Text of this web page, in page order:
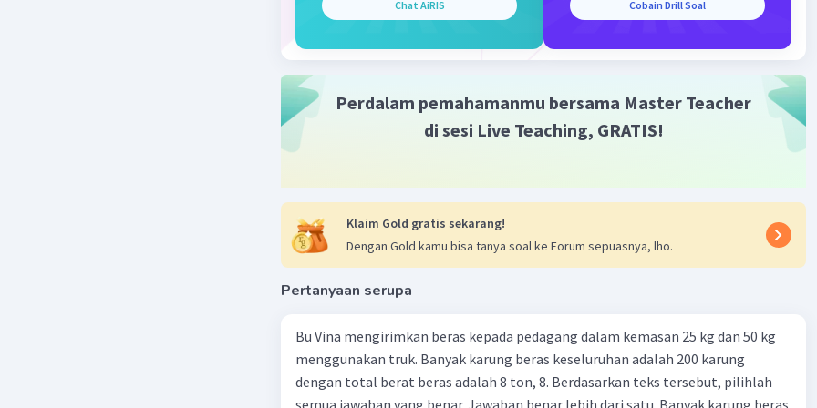
langsung atau terletak di antara daun-daun penyusun strobilus atau
Chat AiRIS Cobain Drill Soal
Perdalam pemahamanmu bersama Master Teacher
di sesi Live Teaching, GRATIS!
Klaim Gold gratis sekarang!
Dengan Gold kamu bisa tanya soal ke Forum sepuasnya, lho.
Pertanyaan serupa
Bu Vina mengirimkan beras kepada pedagang dalam kemasan 25 kg dan 50 kg
menggunakan truk. Banyak karung beras keseluruhan adalah 200 karung
dengan total berat beras adalah 8 ton, 8. Berdasarkan teks tersebut, pilihlah
semua jawaban yang benar. Jawaban benar lebih dari satu. Banyak karung beras